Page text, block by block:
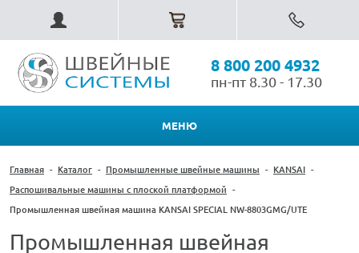
8 800 200 4932
пн-пт 8.30 - 17.30
МЕНЮ
Главная - Каталог - Промышленные швейные машины - KANSAI -
Распошивальные машины с плоской платформой -
Промышленная швейная машина KANSAI SPECIAL NW-8803GMG/UTE
Промышленная швейная